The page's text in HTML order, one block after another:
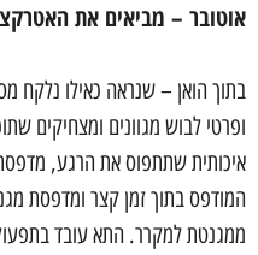
אוטובר – מביאים את
בתוך הואן – שנראה כאילו נלקח
ופרטי לבוש מגוונים ומצחיקים
איכותית שתתפוס את הרגע,
המודפס בתוך זמן קצר ומדפסת
ממגנטת למקרר. התא עובד